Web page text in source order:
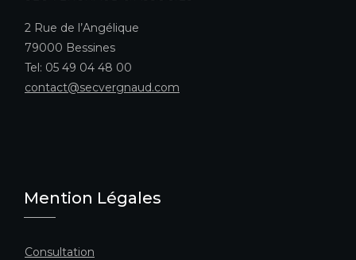
2 Rue de l’Angélique
79000 Bessines
Tel: 05 49 04 48 00
contact@secvergnaud.com
Mention Légales
Consultation